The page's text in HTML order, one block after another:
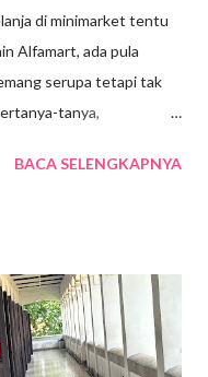
di minimarket tentu
Alfamart, ada pula
serupa tetapi tak
tanya,
di bawah ini! 1.
dengan bentuk yang
tidak mungkin
Juni 1999 berdirilah
BACA SELENGKAPNYA